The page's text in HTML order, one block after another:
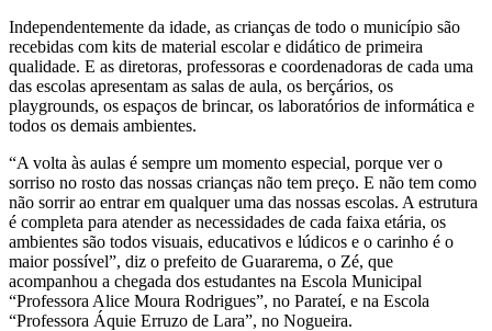
Independentemente da idade, as crianças de todo o município são
recebidas com kits de material escolar e didático de primeira
qualidade. E as diretoras, professoras e coordenadoras de cada uma
das escolas apresentam as salas de aula, os berçários, os
playgrounds, os espaços de brincar, os laboratórios de informática e
todos os demais ambientes.
“A volta às aulas é sempre um momento especial, porque ver o
sorriso no rosto das nossas crianças não tem preço. E não tem como
não sorrir ao entrar em qualquer uma das nossas escolas. A estrutura
é completa para atender as necessidades de cada faixa etária, os
ambientes são todos visuais, educativos e lúdicos e o carinho é o
maior possível”, diz o prefeito de Guararema, o Zé, que
acompanhou a chegada dos estudantes na Escola Municipal
“Professora Alice Moura Rodrigues”, no Parateí, e na Escola
“Professora Áquie Erruzo de Lara”, no Nogueira.